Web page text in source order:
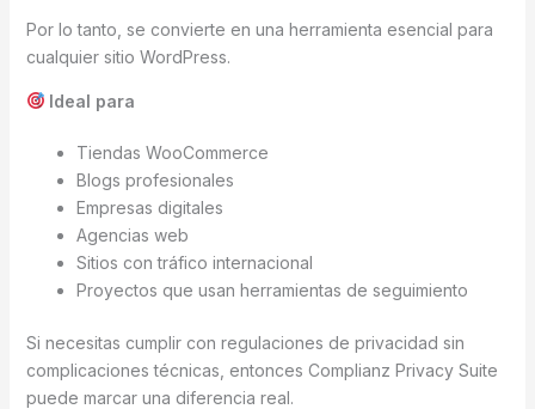
Por lo tanto, se convierte en una herramienta esencial para
cualquier sitio WordPress.
Ideal para
Tiendas WooCommerce
Blogs profesionales
Empresas digitales
Agencias web
Sitios con tráfico internacional
Proyectos que usan herramientas de seguimiento
Si necesitas cumplir con regulaciones de privacidad sin
complicaciones técnicas, entonces Complianz Privacy Suite
puede marcar una diferencia real.